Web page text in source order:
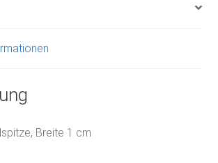
Breite 1 cm